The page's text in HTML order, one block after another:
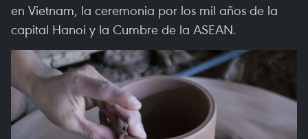
en Vietnam, la ceremonia por los mil años de la
capital Hanoi y la Cumbre de la ASEAN.